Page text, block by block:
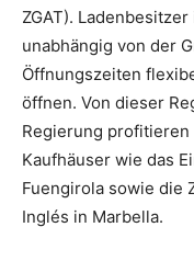
ZGAT).
unabhängig von der
Öffnungszeiten
öffnen. Von dieser
Regierung
Kaufhäuser wie das
Fuengirola sowie die
Inglés in Marbella.